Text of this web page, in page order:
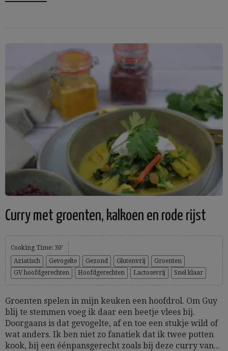
Curry met groenten, kalkoen en rode rijst
Cooking Time: 30’
Aziatisch
Gevogelte Gezond Glutenvrij
Groenten
GV hoofdgerechten
Hoofdgerechten Lactosevrij Snel klaar
Groenten spelen in mijn keuken een hoofdrol. Om Guy
blij te stemmen voeg ik daar een beetje vlees bij.
Doorgaans is dat gevogelte, af en toe een stukje wild of
wat anders. Ik ben niet zo fanatiek dat ik twee potten
kook, bij een éénpansgerecht zoals bij deze curry van...